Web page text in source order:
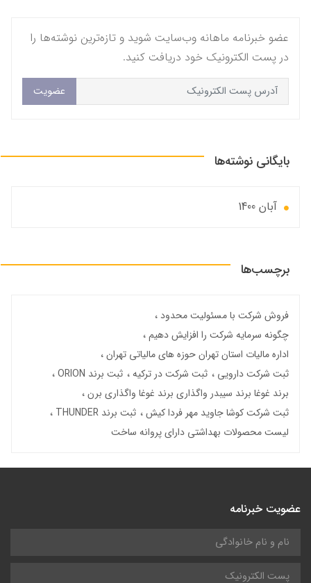
عضو خبرنامه ماهانه وب‌سایت شوید و تازه‌ترین نوشته‌ها را
در پست الکترونیک خود دریافت کنید.
عضویت
بایگانی نوشته‌ها
آبان 1400
برچسب‌ها
فروش شرکت با مسئولیت محدود
چگونه سرمایه شرکت را افزایش دهیم
اداره مالیات استان تهران حوزه های مالیاتی تهران
ثبت شرکت دارویی
ثبت شرکت در ترکیه
ثبت برند ORION
برند غوغا برند سیبدر واگذاری برند غوغا واگذاری برن
ثبت شرکت کوشا جاوید مهر فردا کیش
ثبت برند THUNDER
لیست محصولات بهداشتی دارای پروانه ساخت
عضویت خبرنامه